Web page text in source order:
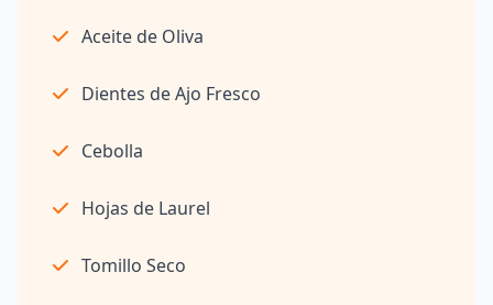
Aceite de Oliva
Dientes de Ajo Fresco
Cebolla
Hojas de Laurel
Tomillo Seco